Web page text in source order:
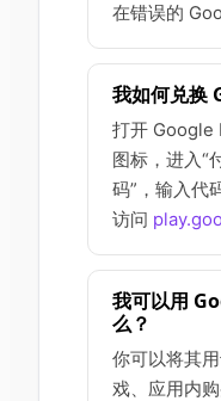
在错误的
我如何兑换
打开 Google
图标，进入“
码”，输入代
访问
我可以用
么？
你可以将其
戏、应用内